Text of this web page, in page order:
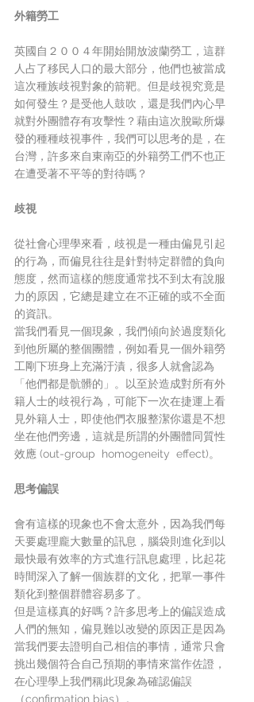
外籍勞工
英國自２００４年開始開放波蘭勞工，這群
人占了移民人口的最大部分，他們也被當成
這次種族歧視對象的箭靶。但是歧視究竟是
如何發生？是受他人鼓吹，還是我們內心早
就對外團體存有攻擊性？藉由這次脫歐所爆
發的種種歧視事件，我們可以思考的是，在
台灣，許多來自東南亞的外籍勞工們不也正
在遭受著不平等的對待嗎？
歧視
從社會心理學來看，歧視是一種由偏見引起
的行為，而偏見往往是針對特定群體的負向
態度，然而這樣的態度通常找不到太有說服
力的原因，它總是建立在不正確的或不全面
的資訊。
當我們看見一個現象，我們傾向於過度類化
到他所屬的整個團體，例如看見一個外籍勞
工剛下班身上充滿汙漬，很多人就會認為
「他們都是骯髒的」。以至於造成對所有外
籍人士的歧視行為，可能下一次在捷運上看
見外籍人士，即使他們衣服整潔你還是不想
坐在他們旁邊，這就是所謂的外團體同質性
效應 (out-group  homogeneity  effect)。
思考偏誤
會有這樣的現象也不會太意外，因為我們每
天要處理龐大數量的訊息，腦袋則進化到以
最快最有效率的方式進行訊息處理，比起花
時間深入了解一個族群的文化，把單一事件
類化到整個群體容易多了。
但是這樣真的好嗎？許多思考上的偏誤造成
人們的無知，偏見難以改變的原因正是因為
當我們要去證明自己相信的事情，通常只會
挑出幾個符合自己預期的事情來當作佐證，
在心理學上我們稱此現象為確認偏誤
（confirmation bias）。